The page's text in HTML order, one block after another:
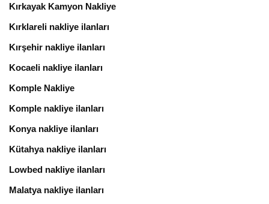
Kırkayak Kamyon Nakliye
Kırklareli nakliye ilanları
Kırşehir nakliye ilanları
Kocaeli nakliye ilanları
Komple Nakliye
Komple nakliye ilanları
Konya nakliye ilanları
Kütahya nakliye ilanları
Lowbed nakliye ilanları
Malatya nakliye ilanları